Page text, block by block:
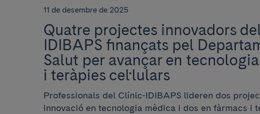
11 de desembre de 2025
Quatre projectes innovadors
IDIBAPS finançats pel
Salut per avançar en
i teràpies cel·lulars
Professionals del Clínic-IDIBAPS lideren dos
innovació en tecnologia mèdica i dos en fàrmacs i